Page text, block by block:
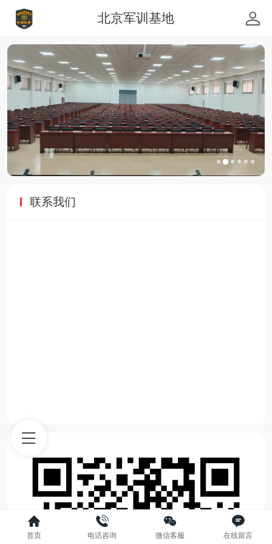
北京军训基地
联系我们
首页 电话咨询 微信客服 在线留言